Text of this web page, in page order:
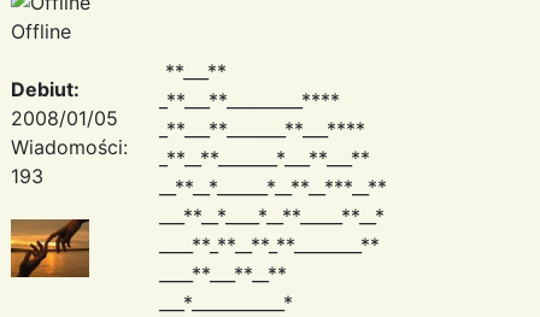
Offline
Debiut:
2008/01/05
Wiadomości:
193
**___**
_**___**_________****
_**___**_______**___****
_**__**_______*___**___**
__**__*______*__**__***__**
___**__*____*__**_____**__*
____**_**__**_**________**
____**___**__**
___*___________*